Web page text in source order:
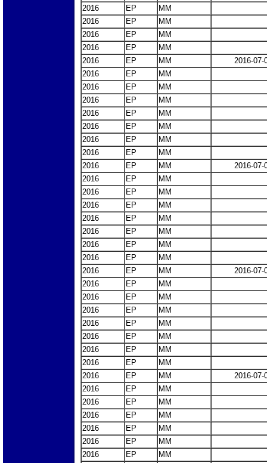
2016
EP
MM
2016
EP
MM
2016
EP
MM
2016
EP
MM
2016
EP MM
2016-07-
2016
EP
MM
2016
EP
MM
2016
EP
MM
2016
EP
MM
2016
EP
MM
2016
EP
MM
2016
EP
MM
2016
EP MM
2016-07-
2016
EP
MM
2016
EP
MM
2016
EP
MM
2016
EP
MM
2016
EP
MM
2016
EP
MM
2016
EP
MM
2016
EP MM
2016-07-
2016
EP
MM
2016
EP
MM
2016
EP
MM
2016
EP
MM
2016
EP
MM
2016
EP
MM
2016
EP
MM
2016
EP MM
2016-07-
2016
EP
MM
2016
EP
MM
2016
EP
MM
2016
EP
MM
2016
EP
MM
2016
EP MM